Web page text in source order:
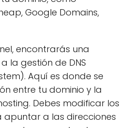
Google Domains,
encontrarás una
la gestión de DNS
Aquí es donde se
entre tu dominio y la
Debes modificar los
apuntar a las direcciones